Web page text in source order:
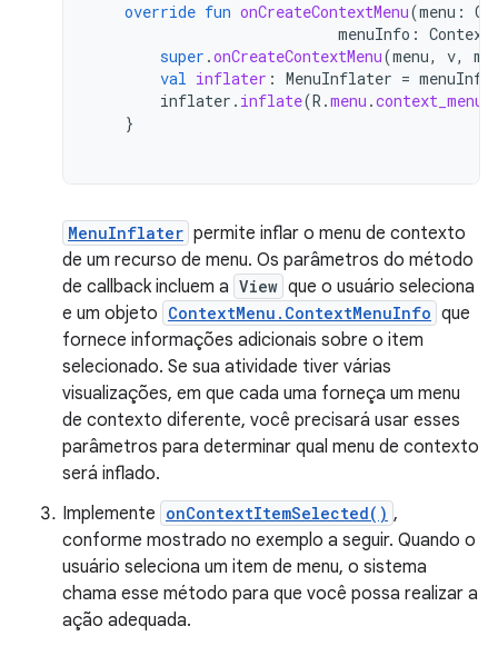
override fun onCreateContextMenu(menu :
menuInfo :
super .onCreateContextMenu(menu, v,
val inflater : MenuInflater =
inflater . inflate(R .menu .context_menu
}
MenuInflater permite inflar o menu de contexto
de um recurso de menu. Os parâmetros do método
de callback incluem a View que o usuário seleciona
e um objeto ContextMenu.ContextMenuInfo que
fornece informações adicionais sobre o item
selecionado. Se sua atividade tiver várias
visualizações, em que cada uma forneça um menu
de contexto diferente, você precisará usar esses
parâmetros para determinar qual menu de contexto
será inflado.
Implemente onContextItemSelected() ,
conforme mostrado no exemplo a seguir. Quando o
usuário seleciona um item de menu, o sistema
chama esse método para que você possa realizar a
ação adequada.